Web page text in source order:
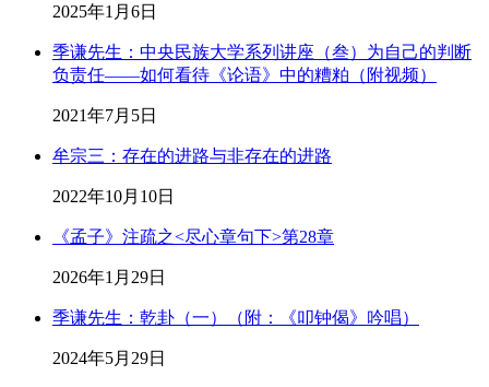
2025年1月6日
季谦先生：中央民族大学系列讲座（叁）为自己的判断
负责任——如何看待《论语》中的糟粕（附视频）
2021年7月5日
牟宗三：存在的进路与非存在的进路
2022年10月10日
《孟子》注疏之<尽心章句下>第28章
2026年1月29日
季谦先生：乾卦（一）（附：《叩钟偈》吟唱）
2024年5月29日